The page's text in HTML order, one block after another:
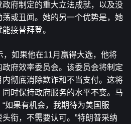
府制定的重大立法成就，以及没
或丑闻。她的另一个优势是，她
接替拜登。
，如果他在11月赢得大选，他将
府效率委员会。该委员会将制定
彻底消除欺诈和不当支付。这将
时保持政府服务的水平不变。马
如果有机会，我期待为美国服
衔，不需要认可。”特朗普采纳